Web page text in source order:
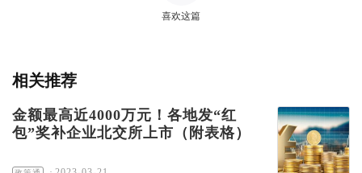
喜欢这篇
相关推荐
金额最高近4000万元！各地发“红
包”奖补企业北交所上市（附表格）